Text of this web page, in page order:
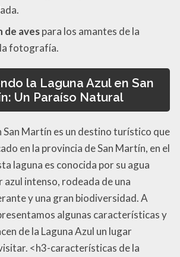
de avespara los amantes de la
fotografía.
la Laguna Azul en San
Un Paraíso Natural
San Martín es un destino turístico que
en la provincia de San Martín, en el
laguna es conocida por su agua
intenso, rodeada de una
y una gran biodiversidad. A
algunas características y
de la Laguna Azul un lugar
<h3-características de la